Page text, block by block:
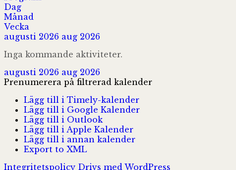
Dag
Månad
Vecka
augusti 2026 aug 2026
Inga kommande aktiviteter.
augusti 2026 aug 2026
Prenumerera på filtrerad kalender
Lägg till i Timely-kalender
Lägg till i Google Kalender
Lägg till i Outlook
Lägg till i Apple Kalender
Lägg till i annan kalender
Export to XML
Integritetspolicy Drivs med WordPress